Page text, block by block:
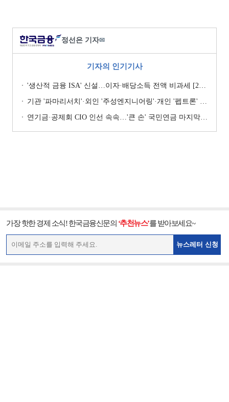
정선은 기자✉
기자의 인기기사
'생산적 금융 ISA' 신설…이자·배당소득 전액 비과세 [2026 세제개편안]
기관 '파마리서치'·외인 '주성엔지니어링'·개인 '펩트론' 1위 [주간 코스닥 순매수- 2026년 7월27일~7월31일]
연기금·공제회 CIO 인선 속속…'큰 손' 국민연금 마지막 타자
가장 핫한 경제 소식! 한국금융신문의 ‘추천뉴스’를 받아보세요~
뉴스레터 신청